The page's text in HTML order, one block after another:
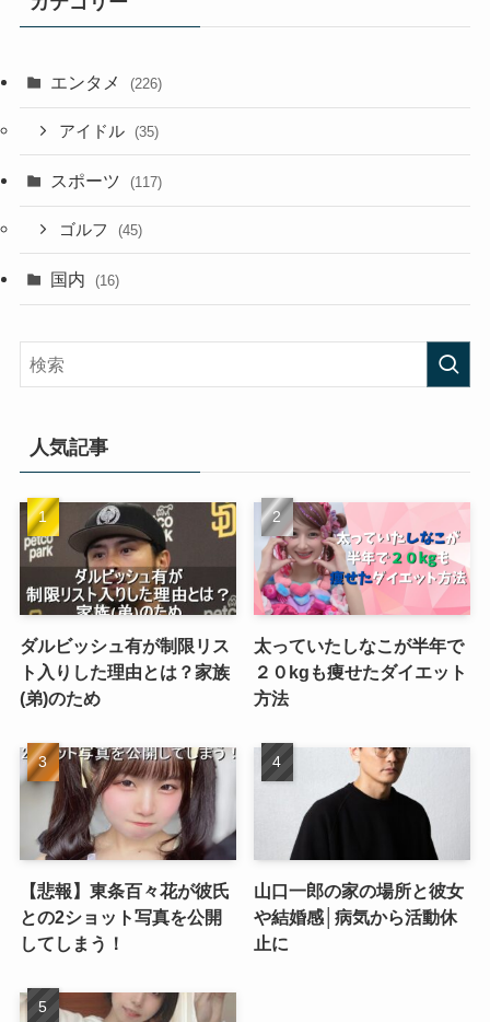
エンタメ (226)
アイドル (35)
スポーツ (117)
ゴルフ (45)
国内 (16)
人気記事
ダルビッシュ有が制限リス
ト入りした理由とは？家族
(弟)のため
太っていたしなこが半年で
２０kgも痩せたダイエット
方法
【悲報】東条百々花が彼氏
との2ショット写真を公開
してしまう！
山口一郎の家の場所と彼女
や結婚感│病気から活動休
止に